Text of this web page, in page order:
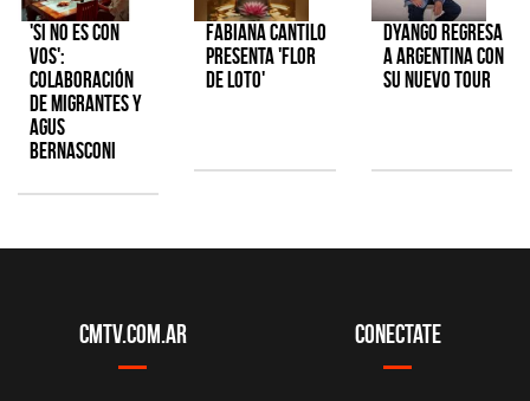
'Si No Es Con
Vos':
colaboración
de Migrantes y
Agus
Bernasconi
Fabiana Cantilo
presenta 'Flor
de Loto'
Dyango regresa
a Argentina con
su nuevo tour
CMTV.com.ar Conectate